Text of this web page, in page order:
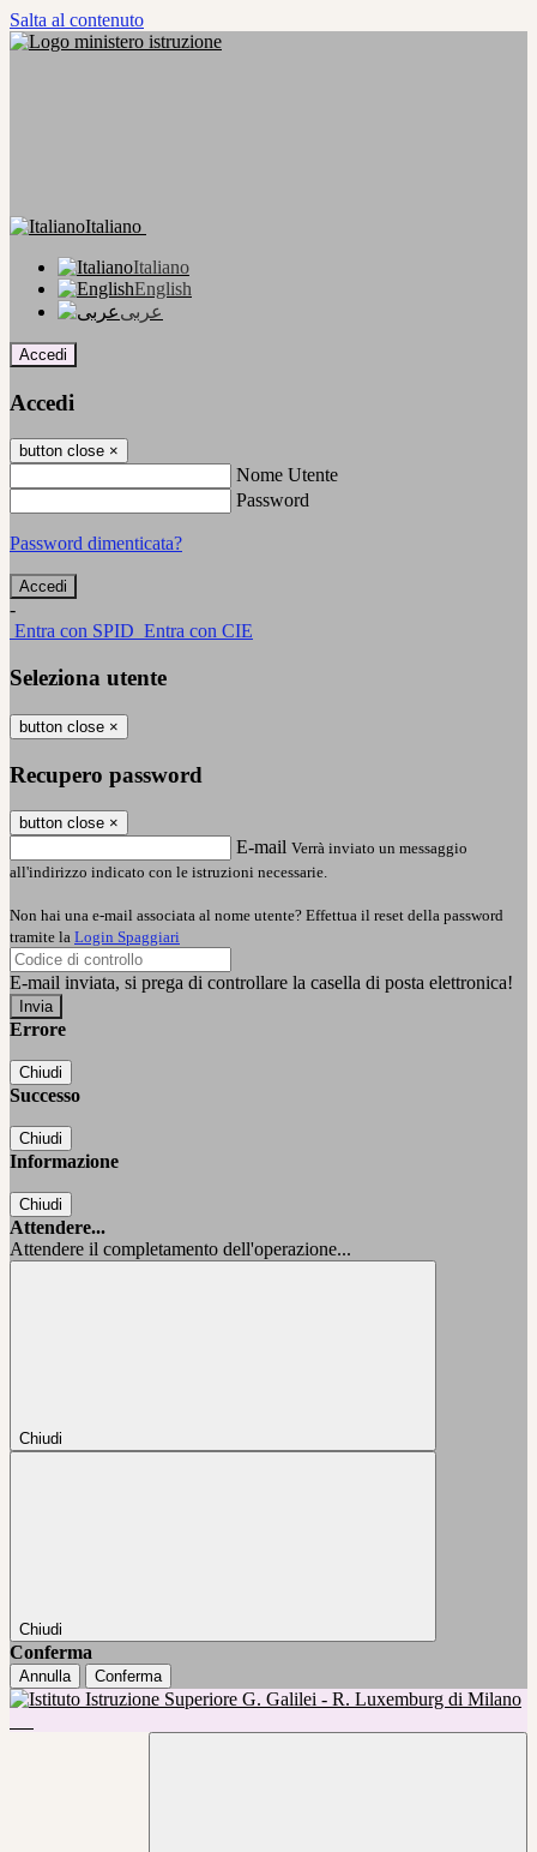
Salta al contenuto
Italiano
Italiano
English
عربى
Accedi
Accedi
button close ×
Nome Utente
Password
Password dimenticata?
-
Entra con SPID Entra con CIE
Seleziona utente
button close ×
Recupero password
button close ×
E-mail Verrà inviato un messaggio
all'indirizzo indicato con le istruzioni necessarie.
Non hai una e-mail associata al nome utente? Effettua il reset della password
tramite la Login Spaggiari
E-mail inviata, si prega di controllare la casella di posta elettronica!
Errore
Chiudi
Successo
Chiudi
Informazione
Chiudi
Attendere...
Attendere il completamento dell'operazione...
Chiudi
Chiudi
Conferma
Annulla Conferma